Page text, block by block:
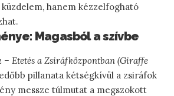
hanem kézzelfogható
Magasból a szívbe
Etetés a Zsiráfközpontban (Giraffe
pillanata kétségkívül a zsiráfok
messze túlmutat a megszokott